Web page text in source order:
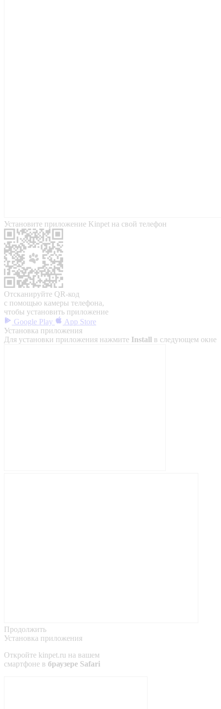
Установите приложение Kinpet на свой телефон
Отсканируйте QR-код
с помощью камеры телефона,
чтобы установить приложение
Google Play
App Store
Установка приложения
Для установки приложения нажмите Install в следующем окне
Продолжить
Установка приложения
Откройте kinpet.ru на вашем
смартфоне в браузере Safari